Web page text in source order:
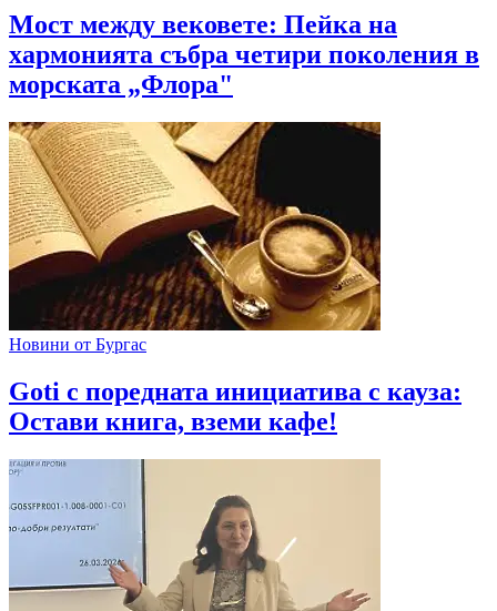
Мост между вековете: Пейка на
хармонията събра четири поколения в
морската „Флора"
Новини от Бургас
Goti с поредната инициатива с кауза:
Остави книга, вземи кафе!